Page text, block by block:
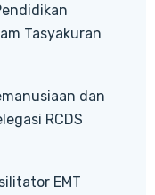
Tasyakuran
dan
RCDS
EMT